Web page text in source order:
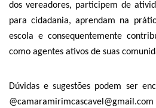
dos vereadores, participem de
para cidadania, aprendam na
escola e consequentemente
como agentes ativos de suas
Dúvidas e sugestões podem ser
@camaramirimcascavel@gmail.com